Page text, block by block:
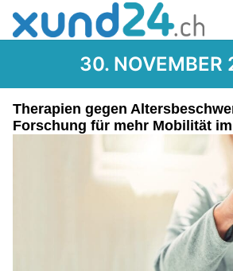
30. NOVEMBER
Therapien gegen
Forschung für mehr Mobilität